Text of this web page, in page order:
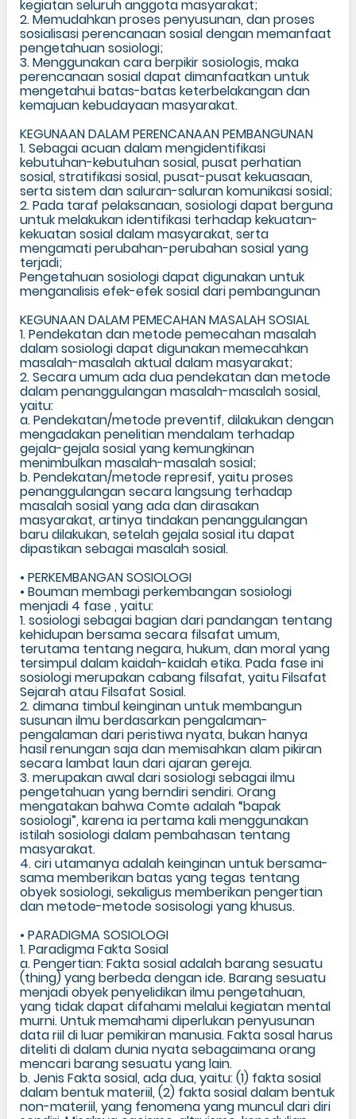
kegiatan seluruh anggota masyarakat;
2. Memudahkan proses penyusunan, dan proses
sosialisasi perencanaan sosial dengan memanfaat
pengetahuan sosiologi;
3. Menggunakan cara berpikir sosiologis, maka
perencanaan sosial dapat dimanfaatkan untuk
mengetahui batas-batas keterbelakangan dan
kemajuan kebudayaan masyarakat.
KEGUNAAN DALAM PERENCANAAN PEMBANGUNAN
1. Sebagai acuan dalam mengidentifikasi
kebutuhan-kebutuhan sosial, pusat perhatian
sosial, stratifikasi sosial, pusat-pusat kekuasaan,
serta sistem dan saluran-saluran komunikasi sosial;
2. Pada taraf pelaksanaan, sosiologi dapat berguna
untuk melakukan identifikasi terhadap kekuatan-
kekuatan sosial dalam masyarakat, serta
mengamati perubahan-perubahan sosial yang
terjadi;
Pengetahuan sosiologi dapat digunakan untuk
menganalisis efek-efek sosial dari pembangunan
KEGUNAAN DALAM PEMECAHAN MASALAH SOSIAL
1. Pendekatan dan metode pemecahan masalah
dalam sosiologi dapat digunakan memecahkan
masalah-masalah aktual dalam masyarakat;
2. Secara umum ada dua pendekatan dan metode
dalam penanggulangan masalah-masalah sosial,
yaitu:
a. Pendekatan/metode preventif, dilakukan dengan
mengadakan penelitian mendalam terhadap
gejala-gejala sosial yang kemungkinan
menimbulkan masalah-masalah sosial;
b. Pendekatan/metode represif, yaitu proses
penanggulangan secara langsung terhadap
masalah sosial yang ada dan dirasakan
masyarakat, artinya tindakan penanggulangan
baru dilakukan, setelah gejala sosial itu dapat
dipastikan sebagai masalah sosial.
• PERKEMBANGAN SOSIOLOGI
• Bouman membagi perkembangan sosiologi
menjadi 4 fase , yaitu:
1. sosiologi sebagai bagian dari pandangan tentang
kehidupan bersama secara filsafat umum,
terutama tentang negara, hukum, dan moral yang
tersimpul dalam kaidah-kaidah etika. Pada fase ini
sosiologi merupakan cabang filsafat, yaitu Filsafat
Sejarah atau Filsafat Sosial.
2. dimana timbul keinginan untuk membangun
susunan ilmu berdasarkan pengalaman-
pengalaman dari peristiwa nyata, bukan hanya
hasil renungan saja dan memisahkan alam pikiran
secara lambat laun dari ajaran gereja.
3. merupakan awal dari sosiologi sebagai ilmu
pengetahuan yang berndiri sendiri. Orang
mengatakan bahwa Comte adalah “bapak
sosiologi”, karena ia pertama kali menggunakan
istilah sosiologi dalam pembahasan tentang
masyarakat.
4. ciri utamanya adalah keinginan untuk bersama-
sama memberikan batas yang tegas tentang
obyek sosiologi, sekaligus memberikan pengertian
dan metode-metode sosisologi yang khusus.
• PARADIGMA SOSIOLOGI
1. Paradigma Fakta Sosial
a. Pengertian: Fakta sosial adalah barang sesuatu
(thing) yang berbeda dengan ide. Barang sesuatu
menjadi obyek penyelidikan ilmu pengetahuan,
yang tidak dapat difahami melalui kegiatan mental
murni. Untuk memahami diperlukan penyusunan
data riil di luar pemikiran manusia. Fakta sosal harus
diteliti di dalam dunia nyata sebagaimana orang
mencari barang sesuatu yang lain.
b. Jenis Fakta sosial, ada dua, yaitu: (1) fakta sosial
dalam bentuk materiil, (2) fakta sosial dalam bentuk
non-materiil, yang fenomena yang muncul dari diri